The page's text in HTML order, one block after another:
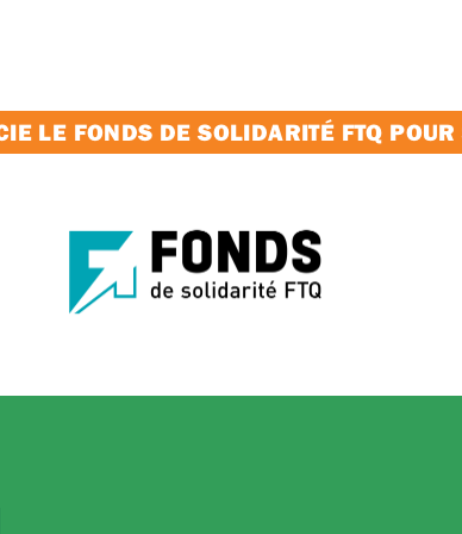
LE FONDS DE SOLIDARITÉ FTQ